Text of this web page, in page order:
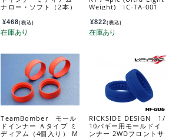
ナロー・ソフト（2本）
¥468(税込)
Weight) IC-TA-001
¥822(税込)
TeamBomber モール
ドインナー Ａタイプ ミ
ディアム（4個入り） M
RICKSIDE DESIGN 1/
10バギー用モールドイ
ンナー 2WDフロントサ